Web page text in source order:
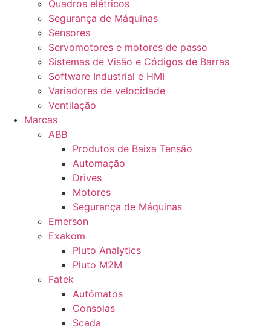
Quadros elétricos
Segurança de Máquinas
Sensores
Servomotores e motores de passo
Sistemas de Visão e Códigos de Barras
Software Industrial e HMI
Variadores de velocidade
Ventilação
Marcas
ABB
Produtos de Baixa Tensão
Automação
Drives
Motores
Segurança de Máquinas
Emerson
Exakom
Pluto Analytics
Pluto M2M
Fatek
Autómatos
Consolas
Scada